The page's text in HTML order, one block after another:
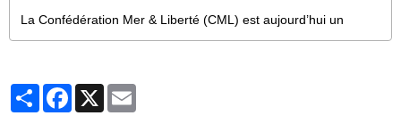
La Confédération Mer & Liberté (CML) est aujourd’hui un
acteur incontournable dans la défense des pêcheurs de loisir
réglementations, notamment sur des espèces emblématiques
comme le bar.
PartagerFacebook
X